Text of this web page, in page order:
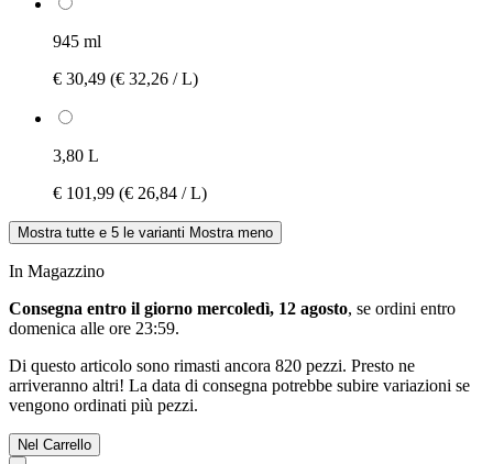
945 ml
€ 30,49 (€ 32,26 / L)
3,80 L
€ 101,99 (€ 26,84 / L)
Mostra tutte e 5 le varianti Mostra meno
In Magazzino
Consegna entro il giorno mercoledì, 12 agosto, se ordini entro
domenica alle ore 23:59.
Di questo articolo sono rimasti ancora 820 pezzi. Presto ne
arriveranno altri! La data di consegna potrebbe subire variazioni se
vengono ordinati più pezzi.
Nel Carrello